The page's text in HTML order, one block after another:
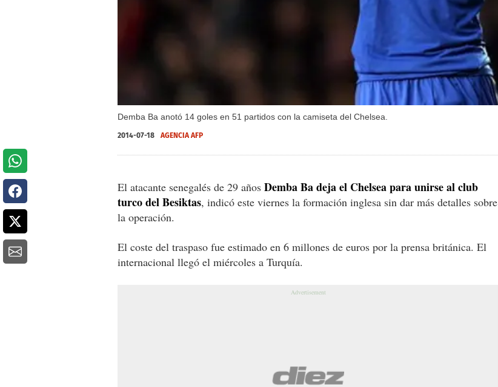
Demba Ba anotó 14 goles en 51 partidos con la camiseta del Chelsea.
2014-07-18 AGENCIA AFP
El atacante senegalés de 29 años Demba Ba deja el Chelseapara unirse al club
turco del Besiktas, indicó este viernes la formación inglesa sin dar más detalles sobre
la operación.
El coste del traspaso fue estimado en 6 millones de euros por la prensa británica. El
internacional llegó el miércoles a Turquía.